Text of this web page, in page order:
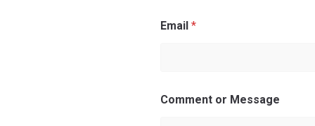
Email *
Comment or Message